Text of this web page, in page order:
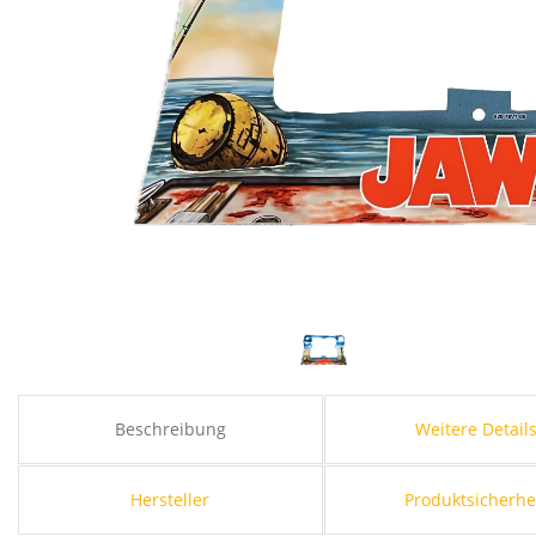
Beschreibung Weitere Details
Hersteller